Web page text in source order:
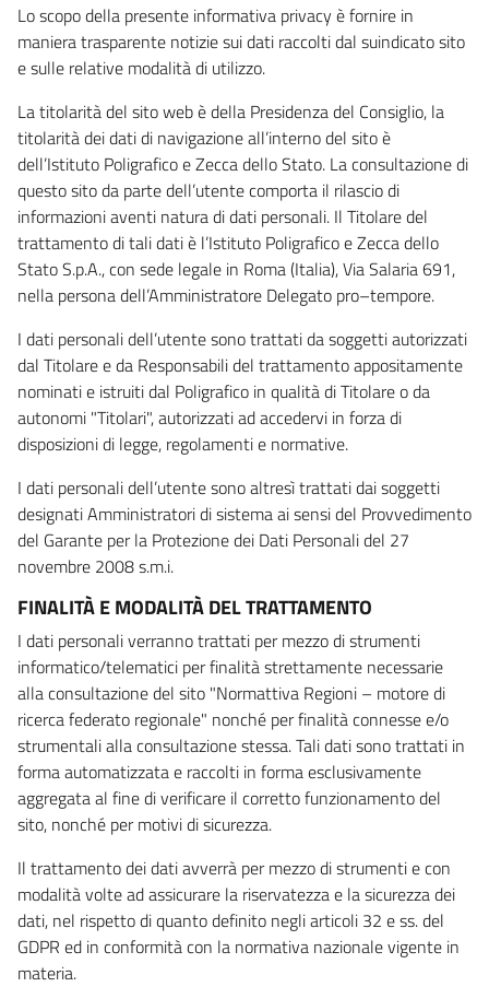
Lo scopo della presente informativa privacy è fornire in
maniera trasparente notizie sui dati raccolti dal suindicato sito
e sulle relative modalità di utilizzo.
La titolarità del sito web è della Presidenza del Consiglio, la
titolarità dei dati di navigazione all’interno del sito è
dell’Istituto Poligrafico e Zecca dello Stato. La consultazione di
questo sito da parte dell’utente comporta il rilascio di
informazioni aventi natura di dati personali. Il Titolare del
trattamento di tali dati è l’Istituto Poligrafico e Zecca dello
Stato S.p.A., con sede legale in Roma (Italia), Via Salaria 691,
nella persona dell’Amministratore Delegato pro–tempore.
I dati personali dell’utente sono trattati da soggetti autorizzati
dal Titolare e da Responsabili del trattamento appositamente
nominati e istruiti dal Poligrafico in qualità di Titolare o da
autonomi "Titolari", autorizzati ad accedervi in forza di
disposizioni di legge, regolamenti e normative.
I dati personali dell’utente sono altresì trattati dai soggetti
designati Amministratori di sistema ai sensi del Provvedimento
del Garante per la Protezione dei Dati Personali del 27
novembre 2008 s.m.i.
FINALITÀ E MODALITÀ DEL TRATTAMENTO
I dati personali verranno trattati per mezzo di strumenti
informatico/telematici per finalità strettamente necessarie
alla consultazione del sito "Normattiva Regioni – motore di
ricerca federato regionale" nonché per finalità connesse e/o
strumentali alla consultazione stessa. Tali dati sono trattati in
forma automatizzata e raccolti in forma esclusivamente
aggregata al fine di verificare il corretto funzionamento del
sito, nonché per motivi di sicurezza.
Il trattamento dei dati avverrà per mezzo di strumenti e con
modalità volte ad assicurare la riservatezza e la sicurezza dei
dati, nel rispetto di quanto definito negli articoli 32 e ss. del
GDPR ed in conformità con la normativa nazionale vigente in
materia.